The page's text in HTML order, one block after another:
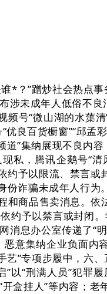
？”蹭炒社会热点事
涉未成年人低俗不
号“微山湖的水蕖
良百货橱窗”“邱孟
”集纳展现不良内
私，腾讯企鹅号“
约予以限流、禁言
诈骗未成年人行
商品售卖消息。
约予以禁言或封闭
息办公室传递了“
恶意集纳企业负面
”专项步履中，六
以“刑满人员”犯罪
盒挂人”等内容；老